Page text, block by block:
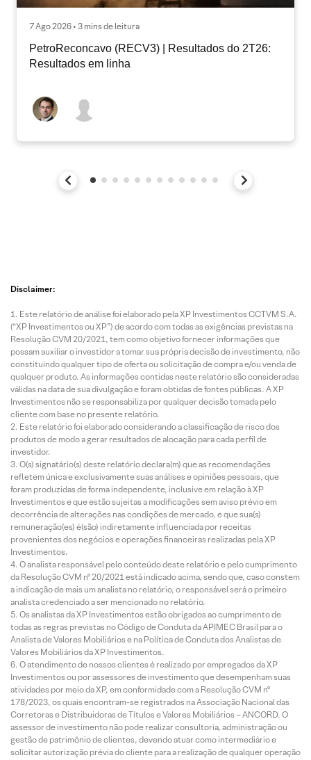
7 Ago 2026 • 3 mins de leitura
PetroReconcavo (RECV3) | Resultados do 2T26:
Resultados em linha
Disclaimer:
Este relatório de análise foi elaborado pela XP Investimentos CCTVM S.A.
(“XP Investimentos ou XP”) de acordo com todas as exigências previstas na
Resolução CVM 20/2021, tem como objetivo fornecer informações que
possam auxiliar o investidor a tomar sua própria decisão de investimento, não
constituindo qualquer tipo de oferta ou solicitação de compra e/ou venda de
qualquer produto. As informações contidas neste relatório são consideradas
válidas na data de sua divulgação e foram obtidas de fontes públicas. A XP
Investimentos não se responsabiliza por qualquer decisão tomada pelo
cliente com base no presente relatório.
Este relatório foi elaborado considerando a classificação de risco dos
produtos de modo a gerar resultados de alocação para cada perfil de
investidor.
O(s) signatário(s) deste relatório declara(m) que as recomendações
refletem única e exclusivamente suas análises e opiniões pessoais, que
foram produzidas de forma independente, inclusive em relação à XP
Investimentos e que estão sujeitas a modificações sem aviso prévio em
decorrência de alterações nas condições de mercado, e que sua(s)
remuneração(es) é(são) indiretamente influenciada por receitas
provenientes dos negócios e operações financeiras realizadas pela XP
Investimentos.
O analista responsável pelo conteúdo deste relatório e pelo cumprimento
da Resolução CVM nº 20/2021 está indicado acima, sendo que, caso constem
a indicação de mais um analista no relatório, o responsável será o primeiro
analista credenciado a ser mencionado no relatório.
Os analistas da XP Investimentos estão obrigados ao cumprimento de
todas as regras previstas no Código de Conduta da APIMEC Brasil para o
Analista de Valores Mobiliários e na Política de Conduta dos Analistas de
Valores Mobiliários da XP Investimentos.
O atendimento de nossos clientes é realizado por empregados da XP
Investimentos ou por assessores de investimento que desempenham suas
atividades por meio da XP, em conformidade com a Resolução CVM nº
178/2023, os quais encontram-se registrados na Associação Nacional das
Corretoras e Distribuidoras de Títulos e Valores Mobiliários – ANCORD. O
assessor de investimento não pode realizar consultoria, administração ou
gestão de patrimônio de clientes, devendo atuar como intermediário e
solicitar autorização prévia do cliente para a realização de qualquer operação